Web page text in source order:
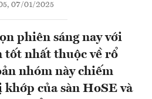
07/01/2025
phiên sáng nay với
tốt nhất thuộc về rổ
nhóm này chiếm
của sàn HoSE và